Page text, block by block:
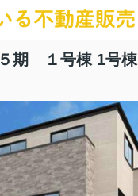
期 １号棟 1号棟